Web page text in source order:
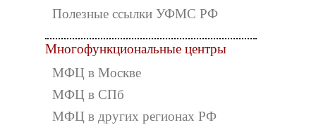
Полезные ссылки УФМС РФ
Многофункциональные центры
МФЦ в Москве
МФЦ в СПб
МФЦ в других регионах РФ